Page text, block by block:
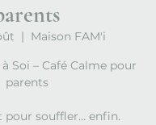
  |
Maison FAM'i
Soi – Café Calme pour
parents
pour souffler… enfin.